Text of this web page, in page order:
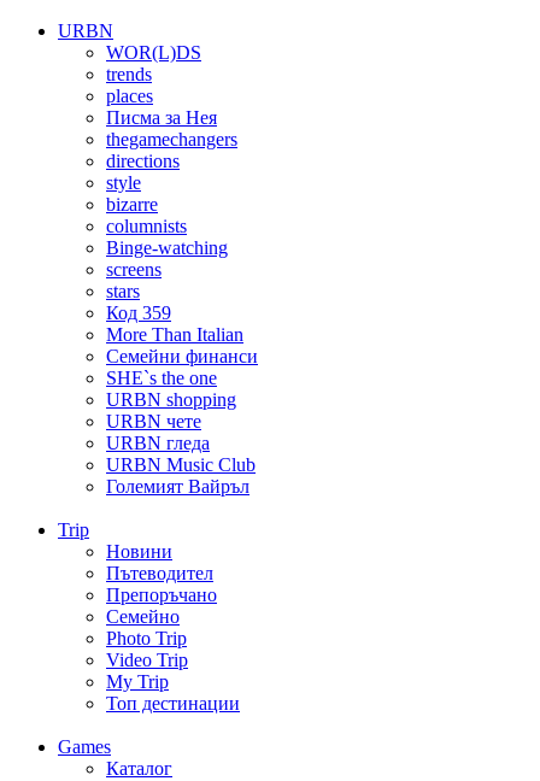
URBN
WOR(L)DS
trends
places
Писма за Нея
thegamechangers
directions
style
bizarre
columnists
Binge-watching
screens
stars
Код 359
More Than Italian
Семейни финанси
SHE`s the one
URBN shopping
URBN чете
URBN гледа
URBN Music Club
Големият Вайръл
Trip
Новини
Пътеводител
Препоръчано
Семейно
Photo Trip
Video Trip
My Trip
Топ дестинации
Games
Каталог